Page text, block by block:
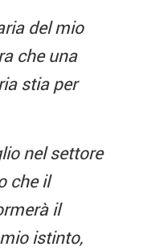
del mio
che una
stia per
nel settore
che il
il
istinto,